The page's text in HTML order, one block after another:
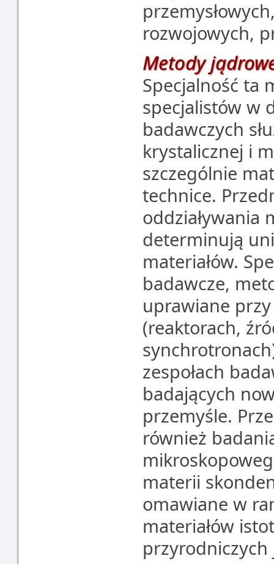
rozwojowych,
Metody
Specjalność ta
specjalistów w
badawczych
krystalicznej i
szczególnie
technice.
oddziaływania
determinują
materiałów.
badawcze,
uprawiane
(reaktorach,
zespołach
badających
przemyśle.
również
materii
omawiane w
materiałów